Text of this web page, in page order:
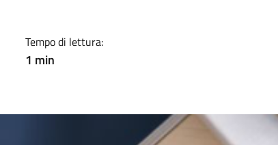
Tempo di lettura:
1 min